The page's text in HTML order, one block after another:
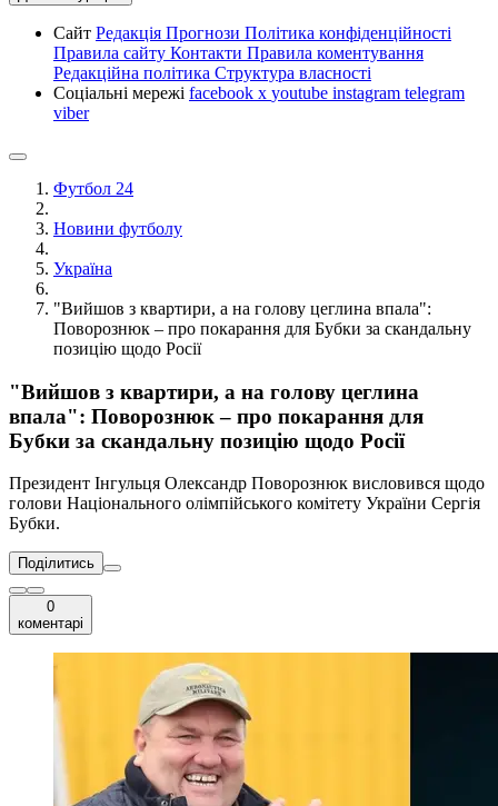
Сайт Редакція Прогнози Політика конфіденційності
Правила сайту Контакти Правила коментування
Редакційна політика Структура власності
Соціальні мережі facebook x youtube instagram telegram
viber
Футбол 24
Новини футболу
Україна
"Вийшов з квартири, а на голову цеглина впала":
Поворознюк – про покарання для Бубки за скандальну
позицію щодо Росії
"Вийшов з квартири, а на голову цеглина
впала": Поворознюк – про покарання для
Бубки за скандальну позицію щодо Росії
Президент Інгульця Олександр Поворознюк висловився щодо
голови Національного олімпійського комітету України Сергія
Бубки.
Поділитись
0
коментарі